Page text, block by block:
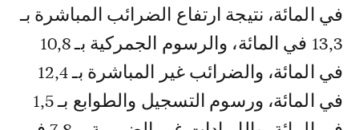
في المائة، نتيجة ارتفاع الضرائب المباشرة بـ
13,3 في المائة، والرسوم الجمركية بـ 10,8
في المائة، والضرائب غير المباشرة بـ 12,4
في المائة، ورسوم التسجيل والطوابع بـ 1,5